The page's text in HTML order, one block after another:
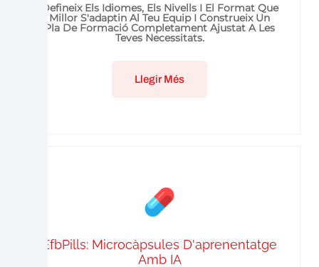
Defineix Els Idiomes, Els Nivells I El Format Que
Millor S'adaptin Al Teu Equip I Construeix Un
Pla De Formació Completament Ajustat A Les
Teves Necessitats.
Llegir Més
EfbPills: Microcàpsules D'aprenentatge
Amb IA